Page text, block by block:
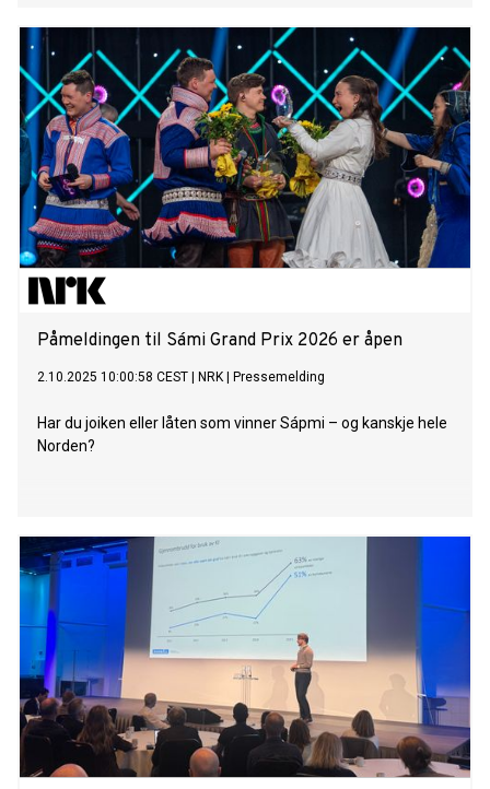
Påmeldingen til Sámi Grand Prix 2026 er åpen
2.10.2025 10:00:58 CEST NRK Pressemelding
Har du joiken eller låten som vinner Sápmi – og kanskje hele
Norden?